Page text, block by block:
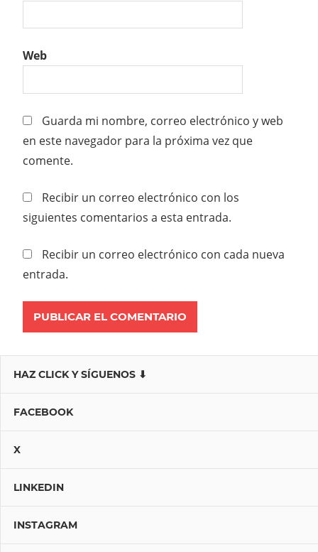
Web
Guarda mi nombre, correo electrónico y web
en este navegador para la próxima vez que
comente.
Recibir un correo electrónico con los
siguientes comentarios a esta entrada.
Recibir un correo electrónico con cada nueva
entrada.
HAZ CLICK Y SÍGUENOS ⬇
FACEBOOK
X
LINKEDIN
INSTAGRAM